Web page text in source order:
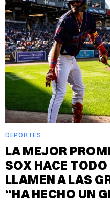
DEPORTES
LA MEJOR
SOX HACE
LLAMEN A LAS
“HA HECHO UN